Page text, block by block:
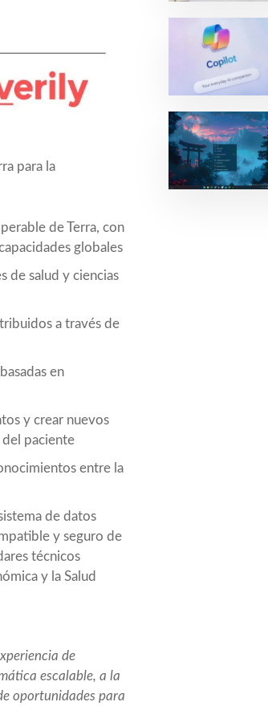
para la
de Terra, con
globales
de salud y ciencias
a través de
en
y crear nuevos
paciente
entre la
de datos
y seguro de
técnicos
y la Salud
de
escalable, a la
oportunidades para